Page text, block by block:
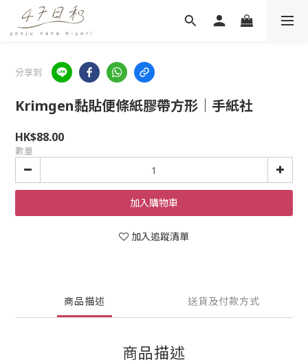
分享到
Krimgen黏貼便條紙膠帶方形｜手紙社
HK$88.00
數量
加入購物車
加入追蹤清單
商品描述 送貨及付款方式
商品描述